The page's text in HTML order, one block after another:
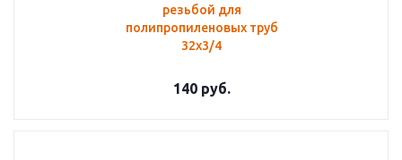
резьбой для
полипропиленовых труб
32х3/4
140руб.